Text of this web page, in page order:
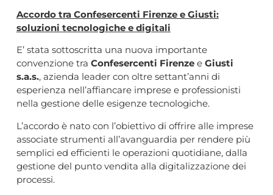
Accordo tra Confesercenti Firenze e Giusti:
soluzioni tecnologiche e digitali
E’ stata sottoscritta una nuova importante
convenzione tra Confesercenti Firenzee Giusti
s.a.s., azienda leader con oltre settant’anni di
esperienza nell’affiancare imprese e professionisti
nella gestione delle esigenze tecnologiche.
L’accordo è nato con l’obiettivo di offrire alle imprese
associate strumenti all’avanguardia per rendere più
semplici ed efficienti le operazioni quotidiane, dalla
gestione del punto vendita alla digitalizzazione dei
processi.